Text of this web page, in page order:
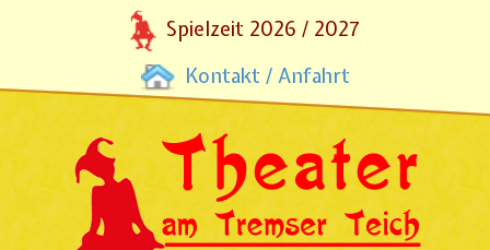
Spielzeit 2026 / 2027
Kontakt / Anfahrt